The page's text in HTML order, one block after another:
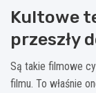
Kultowe
przeszły
Są takie filmowe
filmu. To właśnie